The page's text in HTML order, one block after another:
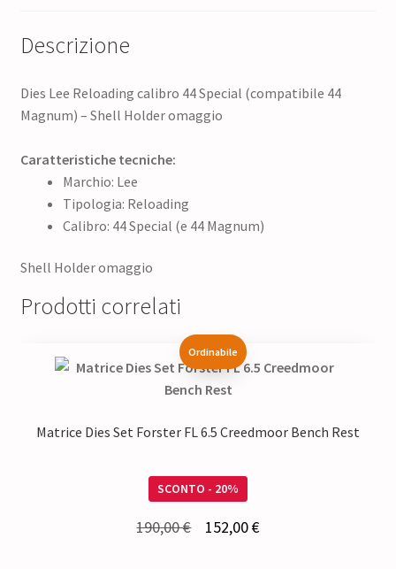
Descrizione
Dies Lee Reloading calibro 44 Special (compatibile 44
Magnum) – Shell Holder omaggio
Caratteristiche tecniche:
Marchio: Lee
Tipologia: Reloading
Calibro: 44 Special (e 44 Magnum)
Shell Holder omaggio
Prodotti correlati
Ordinabile
Matrice Dies Set Forster FL 6.5 Creedmoor Bench Rest
SCONTO - 20%
190,00€ 152,00€Il